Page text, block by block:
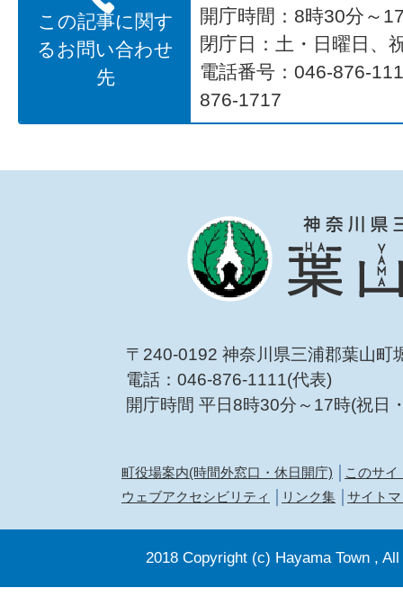
この記事に関す
るお問い合わせ
先
開庁時間：8時30分～
閉庁日：土・日曜日、
電話番号：046-876-
876-1717
〒240-0192 神奈川県三浦郡葉山町
電話：046-876-1111(代表)
開庁時間 平日8時30分～17時(祝日
町役場案内(時間外窓口・休日開庁)
このサイ
ウェブアクセシビリティ
リンク集 サイト
2018 Copyright (c) Hayama Town ,